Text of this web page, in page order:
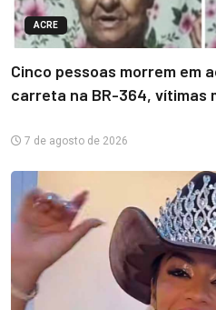
ACRE
Cinco pessoas morrem em
carreta na BR-364, vítimas
7 de agosto de 2026